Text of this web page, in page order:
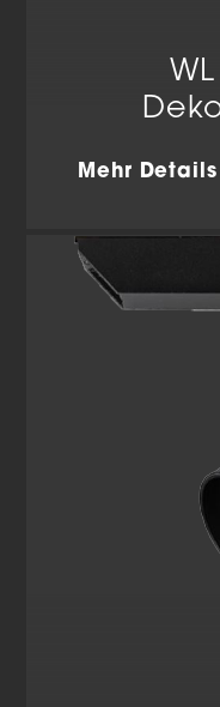
Mehr Details